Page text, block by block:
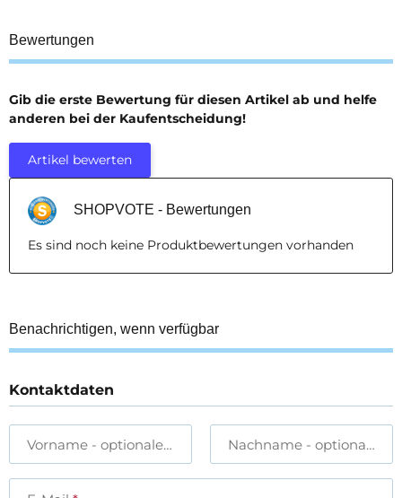
Bewertungen
Gib die erste Bewertung für diesen Artikel ab und helfe
anderen bei der Kaufentscheidung!
Artikel bewerten
SHOPVOTE - Bewertungen
Es sind noch keine Produktbewertungen vorhanden
Benachrichtigen, wenn verfügbar
Kontaktdaten
Vorname - optionale Angabe Nachname - optionale